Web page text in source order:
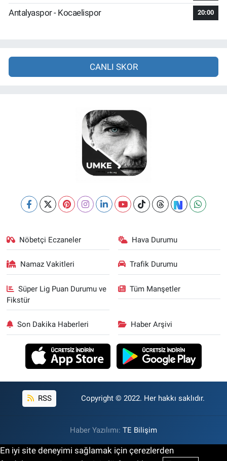
Antalyaspor - Kocaelispor 20:00
CANLI SKOR
Nöbetçi Eczaneler Hava Durumu
Namaz Vakitleri Trafik Durumu
Süper Lig Puan Durumu ve
Fikstür
Tüm Manşetler
Son Dakika Haberleri Haber Arşivi
RSS Copyright © 2022. Her hakkı saklıdır.
Haber Yazılımı: TE Bilişim
En iyi site deneyimi sağlamak için çerezlerden